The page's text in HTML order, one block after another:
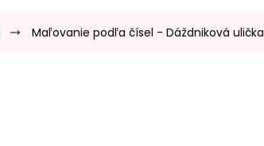
Maľovanie podľa čísel - Dáždniková ulička